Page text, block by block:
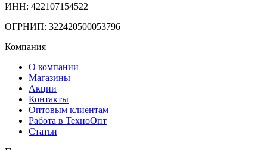
ИНН: 422107154522
ОГРНИП: 322420500053796
Компания
О компании
Магазины
Акции
Контакты
Оптовым клиентам
Работа в ТехноОпт
Статьи